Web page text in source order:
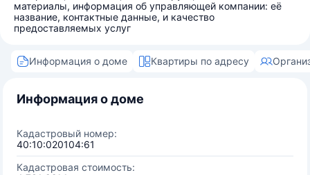
материалы, информация об управляющей компании: её
название, контактные данные, и качество
предоставляемых услуг
Информация о доме Квартиры по адресу
Информация о доме
Кадастровый номер:
40:10:020104:61
Кадастровая стоимость: